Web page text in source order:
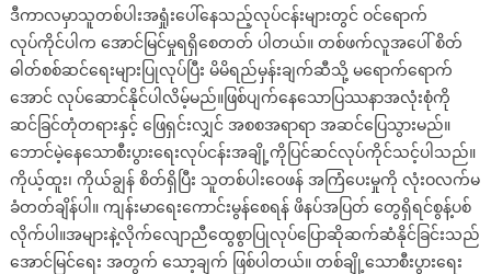
သမီး
တစ်
ပါ
တ်
စာ
ဟောစာတမ်း
ဒီကာလမှာသူတစ်ပါးအရှုံးပေါ်နေသည့်လုပ်ငန်းများတွင် ဝင်ရောက်
လုပ်ကိုင်ပါက အောင်မြင်မှုရရှိစေတတ် ပါတယ်။ တစ်ဖက်လူအပေါ် စိတ်
ဓါတ်စစ်ဆင်ရေးများပြုလုပ်ပြီး မိမိရည်မှန်းချက်ဆီသို့ မရောက်ရောက်
အောင် လုပ်ဆောင်နိုင်ပါလိမ့်မည်။ဖြစ်ပျက်နေသောပြဿနာအလုံးစုံကို
ဆင်ခြင်တုံတရားနှင့် ဖြေရှင်းလျှင် အစစအရာရာ အဆင်ပြေသွားမည်။
ဘောင်မဲ့နေသောစီးပွားရေးလုပ်ငန်းအချို့ကိုပြင်ဆင်လုပ်ကိုင်သင့်ပါသည်။
ကိုယ့်ထူး၊ ကိုယ်ချွန် စိတ်ရှိပြီး သူတစ်ပါးဝေဖန် အကြံပေးမှုကို လုံးဝလက်မ
ခံတတ်ချိန်ပါ။ ကျန်းမာရေးကောင်းမွန်စေရန် ဖိနပ်အပြတ် တွေရှိရင်စွန့်ပစ်
လိုက်ပါ။အများနဲ့လိုက်လျောညီထွေစွာပြုလုပ်ပြောဆိုဆက်ဆံနိုင်ခြင်းသည်
အောင်မြင်ရေး အတွက် သော့ချက် ဖြစ်ပါတယ်။ တစ်ချို့သောစီးပွားရေး